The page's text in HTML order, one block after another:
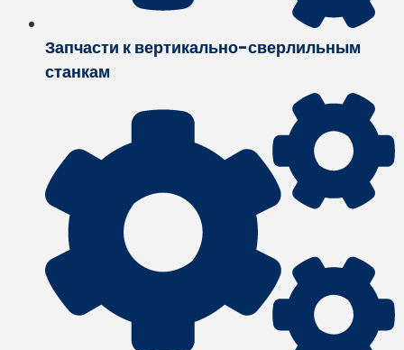
Запчасти к вертикально-сверлильным
станкам